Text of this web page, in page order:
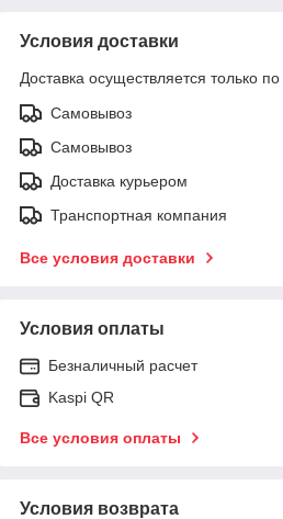
Условия доставки
Доставка осуществляется только
Самовывоз
Самовывоз
Доставка курьером
Транспортная компания
Все условия доставки
Условия оплаты
Безналичный расчет
Kaspi QR
Все условия оплаты
Условия возврата